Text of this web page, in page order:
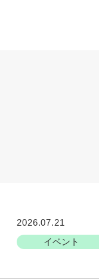
2026.07.21
イベント